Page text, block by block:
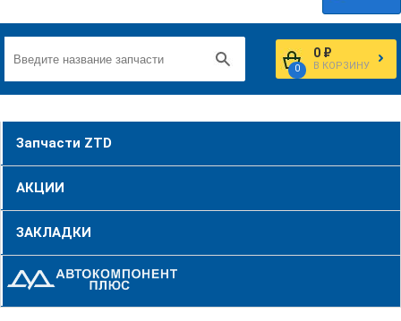
0
0 ₽
В КОРЗИНУ
Запчасти ZTD
АКЦИИ
ЗАКЛАДКИ